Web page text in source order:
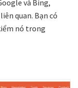
và Bing,
quan. Bạn có
nó trong